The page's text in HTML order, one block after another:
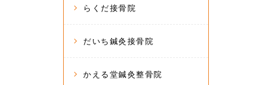
らくだ接骨院
だいち鍼灸接骨院
かえる堂鍼灸整骨院